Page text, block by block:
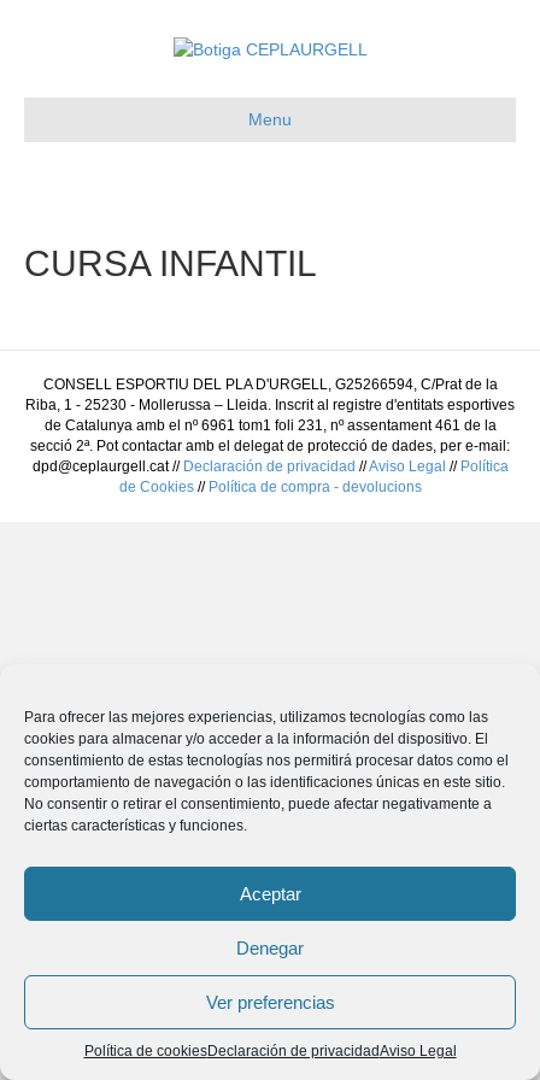
Para ofrecer las mejores experiencias, utilizamos tecnologías como las
cookies para almacenar y/o acceder a la información del dispositivo. El
consentimiento de estas tecnologías nos permitirá procesar datos como el
comportamiento de navegación o las identificaciones únicas en este sitio.
No consentir o retirar el consentimiento, puede afectar negativamente a
ciertas características y funciones.
Aceptar
Denegar
Ver preferencias
Política de cookiesDeclaración de privacidadAviso Legal
Menu
CURSA INFANTIL
CONSELL ESPORTIU DEL PLA D'URGELL, G25266594, C/Prat de la
Riba, 1 - 25230 - Mollerussa – Lleida. Inscrit al registre d'entitats esportives
de Catalunya amb el nº 6961 tom1 foli 231, nº assentament 461 de la
secció 2ª. Pot contactar amb el delegat de protecció de dades, per e-mail:
dpd@ceplaurgell.cat // Declaración de privacidad //Aviso Legal // Política
de Cookies// Política de compra - devolucions